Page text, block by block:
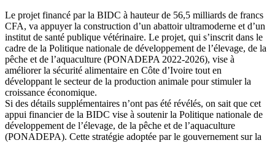
Le projet financé par la BIDC à hauteur de 56,5 milliards de francs
CFA, va appuyer la construction d’un abattoir ultramoderne et d’un
institut de santé publique vétérinaire. Le projet, qui s’inscrit dans le
cadre de la Politique nationale de développement de l’élevage, de la
pêche et de l’aquaculture (PONADEPA 2022-2026), vise à
améliorer la sécurité alimentaire en Côte d’Ivoire tout en
développant le secteur de la production animale pour stimuler la
croissance économique.
Si des détails supplémentaires n’ont pas été révélés, on sait que cet
appui financier de la BIDC vise à soutenir la Politique nationale de
développement de l’élevage, de la pêche et de l’aquaculture
(PONADEPA). Cette stratégie adoptée par le gouvernement sur la